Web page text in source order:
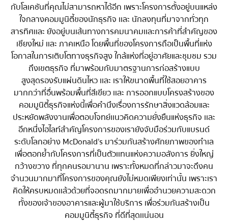
กับโลเคชันที่คุณไม่สามารถหาได้อีก เพราะโครงการตั้งอยู่บนแหล่ง
ใจกลางคอมมูนิตี้ของนักธุรกิจ เเละ นักลงทุนที่มาจากทั่วทุก
สารทิศ เเละ ยังอยู่บนเส้นทางการคมนาคมเเละการค้าที่สำคัญของ
เชียงใหม่ เเละ ภาคเหนือ โดยพื้นที่ของโครงการถือเป็นพื้นที่แห่ง
โอกาสในการเติบโตทางธุรกิจสูง ใกล้แห่งที่อยู่อาศัยและชุมชม รวม
ถึงเขตธุรกิจ ที่มาพร้อมกับมาตรฐานการก่อสร้างแบบ
สูงสุด รองรับแผ่นดินไหว เเละ เราให้ขนาดพื้นที่ใช้สอยอาคาร
มากกว่าที่อื่นพร้อมพื้นที่สีเขียว เเละ การออกแบบโครงสร้างของ
คอมมูนิตี้ธุรกิจแห่งนี้เพื่อคำนึงเรื่องการรักษาสิ่งแวดล้อมและ
ประหยัดพลังงานเพื่อตอบโจทย์เเนวคิดความยั่งยืนแห่งธุรกิจ เเละ
อีกหนึ่งไฮไลท์สำคัญโครงการของเรายังจับมือร่วมกับแบรนด์
ระดับโลกอย่าง McDonald’s มาร่วมกันสร้างศักยภาพของทำเล
เพื่อตอกย้ำกับโครงการที่เป็นตัวเเทนแห่งความอลังการ ยิ่งใหญ่
กว้างขวาง ที่ทุกคนรอมานาน เพราะทั้งหมดที่กล่าวมาจะดึงคน
จำนวนมากมาที่โครงการของคุณ ยังไม่หมดเพียงเท่านั้น เพราะเรา
คิดให้ครบหมดเเล้วด้วยที่จอดรถมากมายเพื่ออำนวยความสะดวก
ทั้งของเจ้าของอาคารและผู้มาใช้บริการ เพื่อร่วมกันสร้างเป็น
คอมมูนิตี้ธุรกิจ ที่ดีที่สุดเเน่นอน